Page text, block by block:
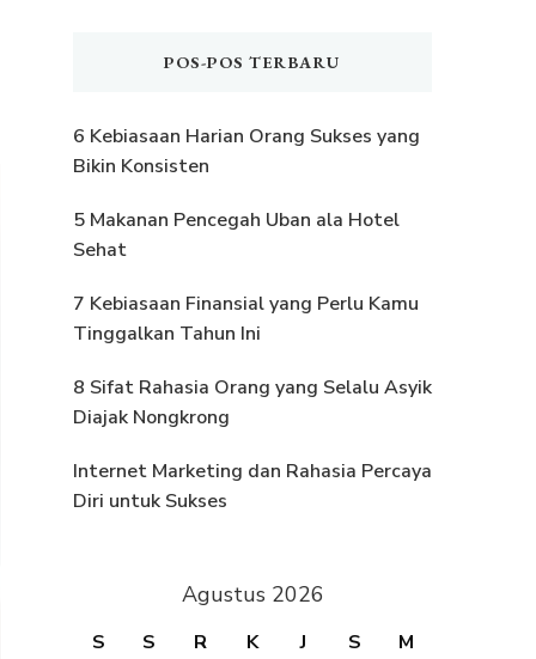
POS-POS TERBARU
6 Kebiasaan Harian Orang Sukses yang
Bikin Konsisten
5 Makanan Pencegah Uban ala Hotel
Sehat
7 Kebiasaan Finansial yang Perlu Kamu
Tinggalkan Tahun Ini
8 Sifat Rahasia Orang yang Selalu Asyik
Diajak Nongkrong
Internet Marketing dan Rahasia Percaya
Diri untuk Sukses
Agustus 2026
S S R K J S M